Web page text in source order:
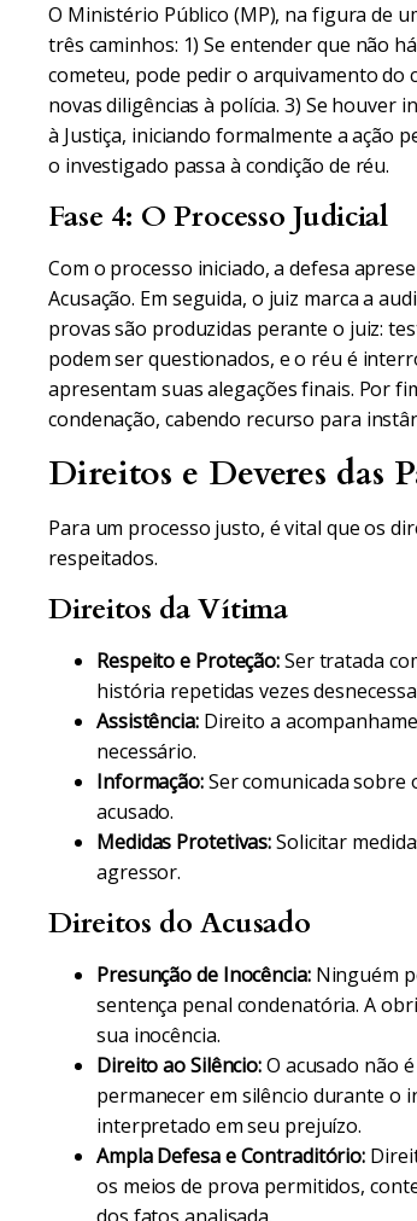
O Ministério Público (MP), na figura de
três caminhos: 1) Se entender que não
cometeu, pode pedir o arquivamento do
novas diligências à polícia. 3) Se houver
à Justiça, iniciando formalmente a ação
o investigado passa à condição de réu.
Fase 4: O Processo Judicial
Com o processo iniciado, a defesa
Acusação. Em seguida, o juiz marca a
provas são produzidas perante o juiz:
podem ser questionados, e o réu é
apresentam suas alegações finais. Por
condenação, cabendo recurso para
Direitos e Deveres das
Para um processo justo, é vital que os
respeitados.
Direitos da Vítima
Respeito e Proteção:Ser tratada
história repetidas vezes
Assistência:Direito a
necessário.
Informação:Ser comunicada sobre
acusado.
Medidas Protetivas:Solicitar
agressor.
Direitos do Acusado
Presunção de Inocência:Ninguém
sentença penal condenatória. A
sua inocência.
Direito ao Silêncio:O acusado não
permanecer em silêncio durante o
interpretado em seu prejuízo.
Ampla Defesa e Contraditório:
os meios de prova permitidos,